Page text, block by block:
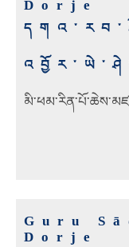
Dorje
Guru
Dorje